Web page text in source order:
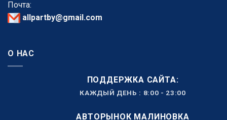
Почта:
allpartby@gmail.com
О НАС
ПОДДЕРЖКА САЙТА:
КАЖДЫЙ ДЕНЬ : 8:00 - 23:00
АВТОРЫНОК МАЛИНОВКА